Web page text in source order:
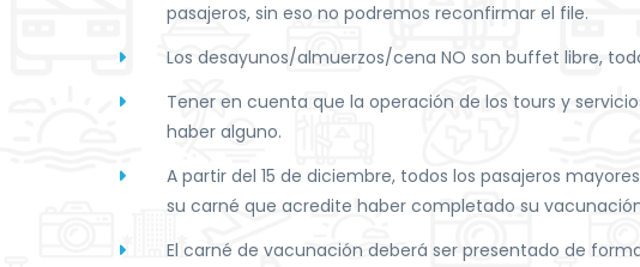
pasajeros, sin eso no podremos reconfirmar el file.
Los desayunos/almuerzos/cena NO son buffet libre,
Tener en cuenta que la operación de los tours y
haber alguno.
A partir del 15 de diciembre, todos los pasajeros
su carné que acredite haber completado su
El carné de vacunación deberá ser presentado de